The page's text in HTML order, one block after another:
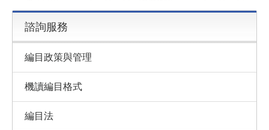
諮詢服務
編目政策與管理
機讀編目格式
編目法